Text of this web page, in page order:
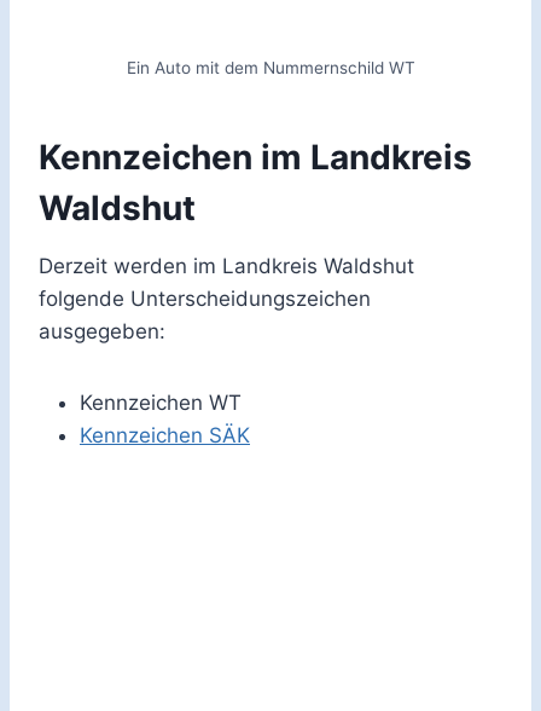
Ein Auto mit dem Nummernschild WT
Kennzeichen im Landkreis
Waldshut
Derzeit werden im Landkreis Waldshut
folgende Unterscheidungszeichen
ausgegeben:
Kennzeichen WT
Kennzeichen SÄK